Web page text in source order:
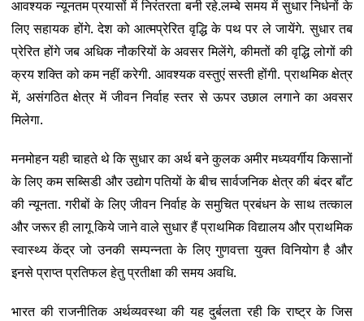
आवश्यक न्यूनतम प्रयासों में निरंतरता बनी रहे.लम्बे समय में सुधार निर्धनों के
लिए सहायक होंगे. देश को आत्मप्रेरित वृद्धि के पथ पर ले जायेंगे. सुधार तब
प्रेरित होंगे जब अधिक नौकरियों के अवसर मिलेंगे, कीमतों की वृद्धि लोगों की
क्रय शक्ति को कम नहीं करेगी. आवश्यक वस्तुएं सस्ती होंगी. प्राथमिक क्षेत्र
में, असंगठित क्षेत्र में जीवन निर्वाह स्तर से ऊपर उछाल लगाने का अवसर
मिलेगा.
मनमोहन यही चाहते थे कि सुधार का अर्थ बने कुलक अमीर मध्यवर्गीय किसानों
के लिए कम सब्सिडी और उद्योग पतियों के बीच सार्वजनिक क्षेत्र की बंदर बाँट
की न्यूनता. गरीबों के लिए जीवन निर्वाह के समुचित प्रबंधन के साथ तत्काल
और जरूर ही लागू किये जाने वाले सुधार हैं प्राथमिक विद्यालय और प्राथमिक
स्वास्थ्य केंद्र जो उनकी सम्पन्नता के लिए गुणवत्ता युक्त विनियोग है और
इनसे प्राप्त प्रतिफल हेतु प्रतीक्षा की समय अवधि.
भारत की राजनीतिक अर्थव्यवस्था की यह दुर्बलता रही कि राष्ट्र के जिस